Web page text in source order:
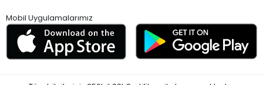
Mobil Uygulamalarımız